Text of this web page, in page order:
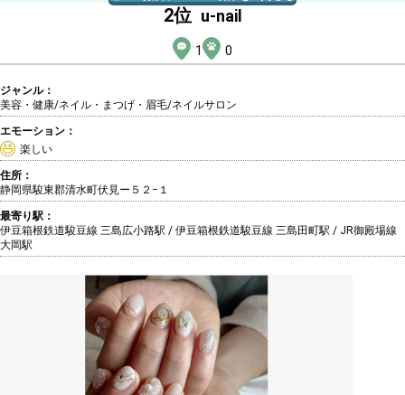
2位 u-nail
1 0
ジャンル：
美容・健康/ネイル・まつげ・眉毛/ネイルサロン
エモーション：
楽しい
住所：
静岡県駿東郡清水町伏見ー５２−１
最寄り駅：
伊豆箱根鉄道駿豆線 三島広小路駅 / 伊豆箱根鉄道駿豆線 三島田町駅 / JR御殿場線
大岡駅